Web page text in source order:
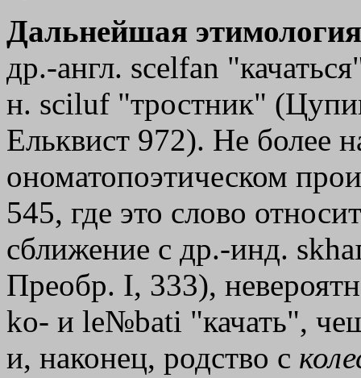
Дальнейшая
др.-англ. sсеlfаn
н. sciluf "тростник"
Ельквист 972). Не более
ономатопоэтическом
545, где это слово
сближение с др.-инд.
Преобр. I, 333),
kо- и le№bati "качать",
и, наконец, родство с